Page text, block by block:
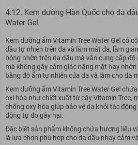
4.12. Kem dưỡng Hàn Quốc cho da
Water Gel
Kem dưỡng ẩm Vitamin Tree Water Gel có
dầu tự nhiên trên da và làm mát da, làm
bóng nhờn trên da dầu mà vẫn cung cấp độ
mà không gây cảm giác nặng mặt hay
bằng độ ẩm tự nhiên của da và làm cho da
Kem dưỡng ẩm Vitamin Tree Water Gel
oxi hóa như chiết xuất từ ​​cây Vitamin Tree,
chống oxy hóa giúp bảo vệ da khỏi tác
động tự do gây hại.
Đặc biệt sản phẩm không chứa hương liệu
là lựa chọn phù hợp cho da dầu nhạy cảm